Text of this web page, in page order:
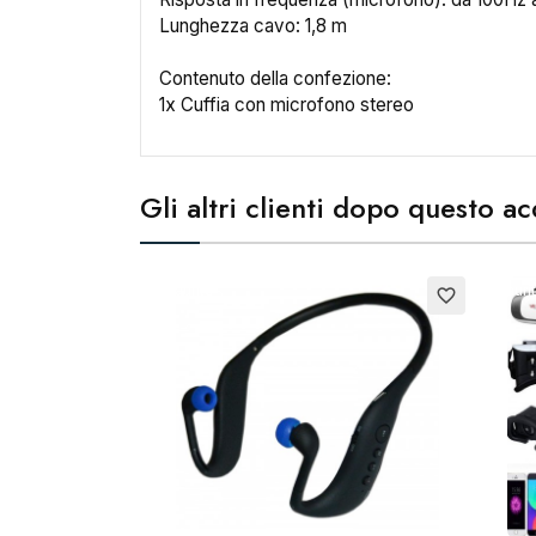
Lunghezza cavo: 1,8 m
Contenuto della confezione:
1x Cuffia con microfono stereo
Gli altri clienti dopo questo
favorite_border